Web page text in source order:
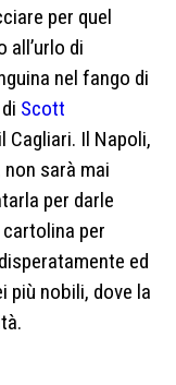
per quel
all’urlo di
nel fango di
Scott
Il Napoli,
sarà mai
per darle
per
ed
più nobili, dove la